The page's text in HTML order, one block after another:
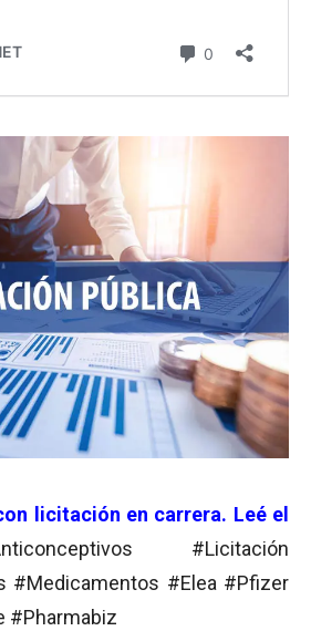
licitación en carrera. Leé el
#Licitación
#Medicamentos #Elea #Pfizer
#Pharmabiz